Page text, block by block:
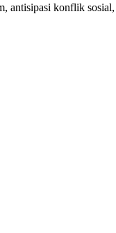
antisipasi konflik